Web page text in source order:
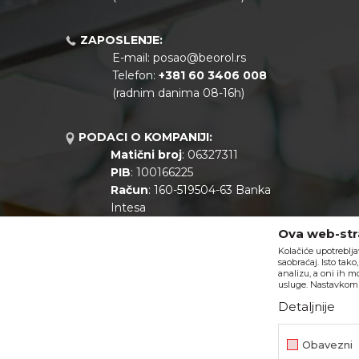
ZAPOSLENJE:
E-mail: posao@beorol.rs
Telefon: +381 60 3406 008
(radnim danima 08-16h)
PODACI O KOMPANIJI:
Matični broj: 06327311
PIB: 100166225
Račun: 160-519504-63 Banka
Intesa
Nastojimo da budemo što precizniji u opisu proizvoda,
Ova web-
Kolačiće
saobraćaj. Isto
analizu, a oni ih
usluge.
Detaljnije
Obavezni